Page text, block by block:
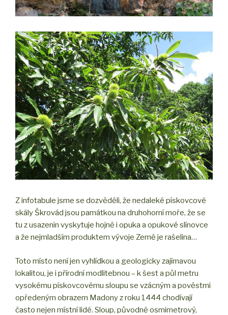
Z infotabule jsme se dozvěděli, že nedaleké pískovcové
skály Škrovád jsou památkou na druhohorní moře, že se
tu z usazenin vyskytuje hojně i opuka a opukové slínovce
a že nejmladším produktem vývoje Země je rašelina…
Toto místo není jen vyhlídkou a geologicky zajímavou
lokalitou, je i přírodní modlitebnou – k šest a půl metru
vysokému pískovcovému sloupu se vzácným a pověstmi
opředeným obrazem Madony z roku 1444 chodívají
často nejen místní lidé. Sloup, původně osmimetrový,